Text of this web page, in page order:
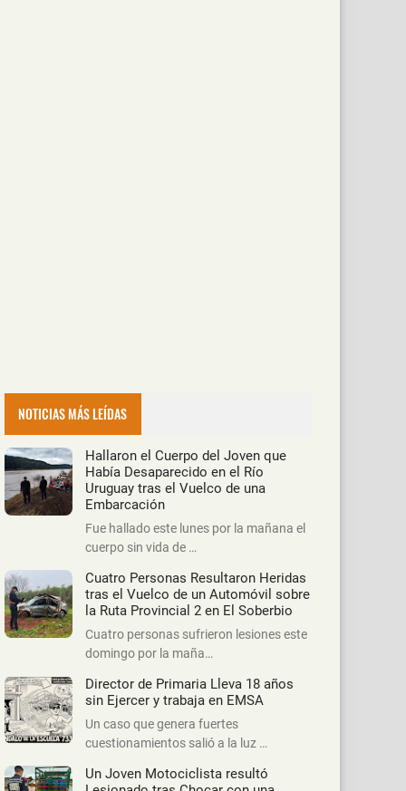
NOTICIAS MÁS LEÍDAS
Hallaron el Cuerpo del Joven que
Había Desaparecido en el Río
Uruguay tras el Vuelco de una
Embarcación
Fue hallado este lunes por la mañana el
cuerpo sin vida de …
Cuatro Personas Resultaron Heridas
tras el Vuelco de un Automóvil sobre
la Ruta Provincial 2 en El Soberbio
Cuatro personas sufrieron lesiones este
domingo por la maña…
Director de Primaria Lleva 18 años
sin Ejercer y trabaja en EMSA
Un caso que genera fuertes
cuestionamientos salió a la luz …
Un Joven Motociclista resultó